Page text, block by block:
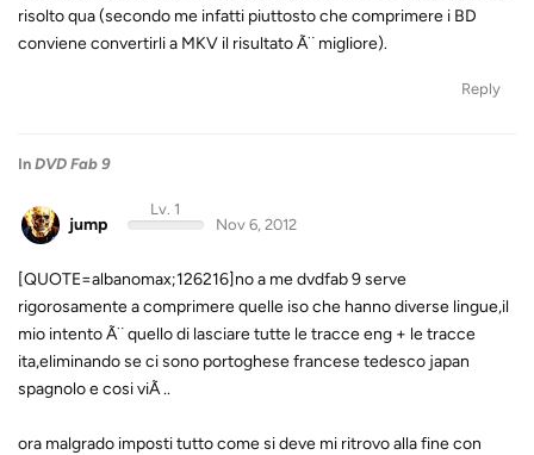
risolto qua (secondo me infatti piuttosto che comprimere i BD
conviene convertirli a MKV il risultato Ã¨ migliore).
Reply
In DVD Fab 9
jump
Lv. 1
Nov 6, 2012
[QUOTE=albanomax;126216]no a me dvdfab 9 serve
rigorosamente a comprimere quelle iso che hanno diverse lingue,il
mio intento Ã¨ quello di lasciare tutte le tracce eng + le tracce
ita,eliminando se ci sono portoghese francese tedesco japan
spagnolo e cosi viÃ ..
ora malgrado imposti tutto come si deve mi ritrovo alla fine con